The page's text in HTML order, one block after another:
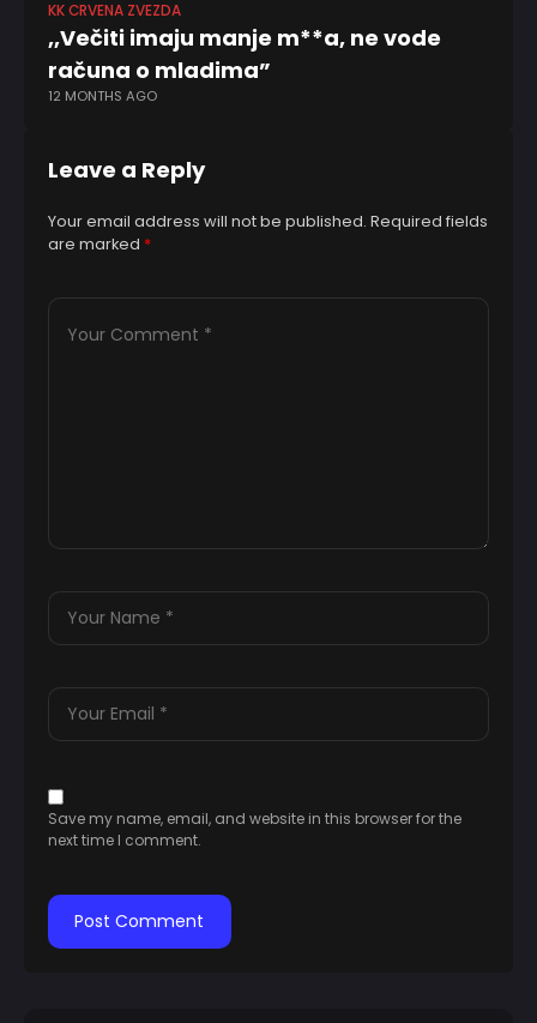
KK CRVENA ZVEZDA
,,Večiti imaju manje m**a, ne vode
računa o mladima”
12 MONTHS AGO
Leave a Reply
Your email address will not be published. Required fields
are marked *
Save my name, email, and website in this browser for the
next time I comment.